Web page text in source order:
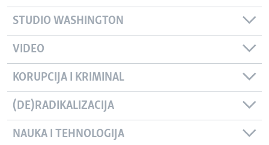
STUDIO WASHINGTON
VIDEO
KORUPCIJA I KRIMINAL
(DE)RADIKALIZACIJA
NAUKA I TEHNOLOGIJA